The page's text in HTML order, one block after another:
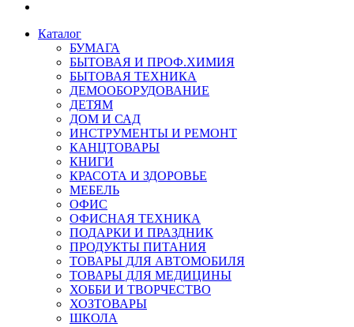
Каталог
БУМАГА
БЫТОВАЯ И ПРОФ.ХИМИЯ
БЫТОВАЯ ТЕХНИКА
ДЕМООБОРУДОВАНИЕ
ДЕТЯМ
ДОМ И САД
ИНСТРУМЕНТЫ И РЕМОНТ
КАНЦТОВАРЫ
КНИГИ
КРАСОТА И ЗДОРОВЬЕ
МЕБЕЛЬ
ОФИС
ОФИСНАЯ ТЕХНИКА
ПОДАРКИ И ПРАЗДНИК
ПРОДУКТЫ ПИТАНИЯ
ТОВАРЫ ДЛЯ АВТОМОБИЛЯ
ТОВАРЫ ДЛЯ МЕДИЦИНЫ
ХОББИ И ТВОРЧЕСТВО
ХОЗТОВАРЫ
ШКОЛА